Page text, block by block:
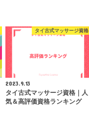
タイ古式マッサージ資格
2023.9.13
タイ古式マッサージ資格｜人
気＆高評価資格ランキング